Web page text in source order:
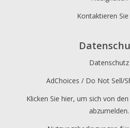
Kontaktieren Sie
Datenschutz
AdChoices / Do Not Sell/
Klicken Sie hier, um sich von
abzumelden.